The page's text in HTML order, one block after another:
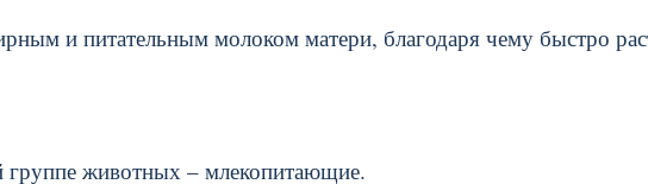
и питательным молоком матери, благодаря чему быстро
группе животных – млекопитающие.